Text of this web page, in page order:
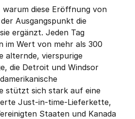
diese Eröffnung von
Ausgangspunkt die
ergänzt. Jeden Tag
im Wert von mehr als 300
alternde, vierspurige
die Detroit und Windsor
stützt sich stark auf eine
Just-in-time-Lieferkette,
Staaten und Kanada